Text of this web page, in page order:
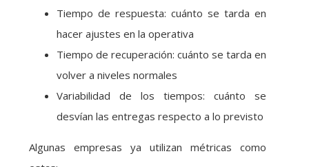
Tiempo de respuesta: cuánto se tarda en
hacer ajustes en la operativa
Tiempo de recuperación: cuánto se tarda en
volver a niveles normales
Variabilidad de los tiempos: cuánto se
desvían las entregas respecto a lo previsto
Algunas empresas ya utilizan métricas como